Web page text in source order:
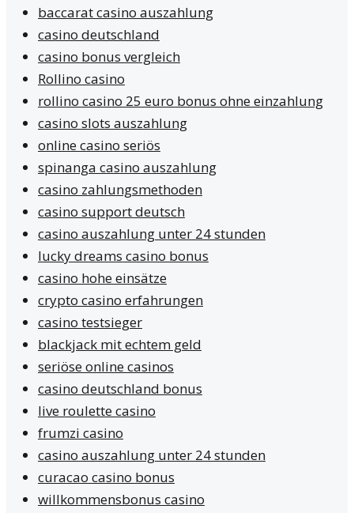
baccarat casino auszahlung
casino deutschland
casino bonus vergleich
Rollino casino
rollino casino 25 euro bonus ohne einzahlung
casino slots auszahlung
online casino seriös
spinanga casino auszahlung
casino zahlungsmethoden
casino support deutsch
casino auszahlung unter 24 stunden
lucky dreams casino bonus
casino hohe einsätze
crypto casino erfahrungen
casino testsieger
blackjack mit echtem geld
seriöse online casinos
casino deutschland bonus
live roulette casino
frumzi casino
casino auszahlung unter 24 stunden
curacao casino bonus
willkommensbonus casino